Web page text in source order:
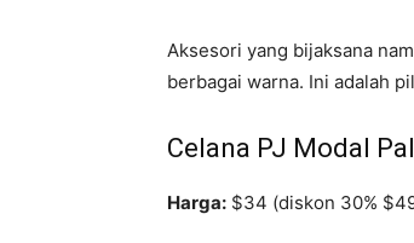
Aksesori yang bijaksana
berbagai warna. Ini adalah
Celana PJ Modal
Harga: $34 (diskon 30%